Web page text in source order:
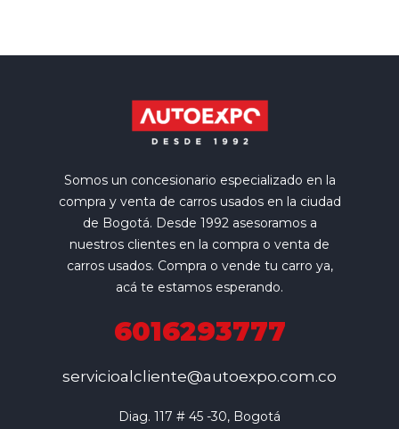
Somos un concesionario especializado en la
compra y venta de carros usados en la ciudad
de Bogotá. Desde 1992 asesoramos a
nuestros clientes en la compra o venta de
carros usados. Compra o vende tu carro ya,
acá te estamos esperando.
6016293777
servicioalcliente@autoexpo.com.co
Diag. 117 # 45 -30, Bogotá